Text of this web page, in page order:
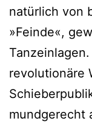
natürlich von
»Feinde«,
revolutionäre
mundgerecht